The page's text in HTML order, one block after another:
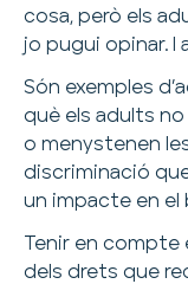
cosa, però els
jo pugui opinar. I
Són exemples
què els adults
o menystenen
discriminació
un impacte en el
Tenir en
dels drets que